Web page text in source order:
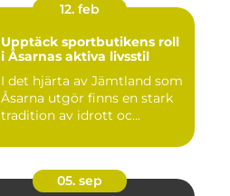
12. feb
Upptäck sportbutikens roll
i Åsarnas aktiva livsstil
I det hjärta av Jämtland som
Åsarna utgör finns en stark
tradition av idrott oc...
05. sep